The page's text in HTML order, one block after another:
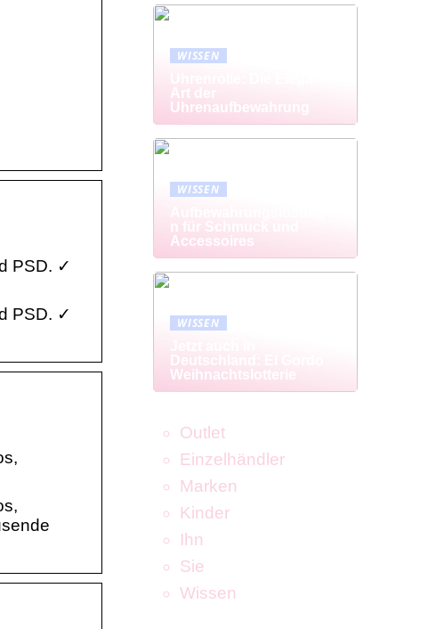
PSD. ✓
PSD. ✓
WISSEN
Art der
Uhrenaufbewahrung
WISSEN
n für Schmuck und
Accessoires
WISSEN
Deutschland: El Gordo
Weihnachtslotterie
Outlet
Einzelhändler
Marken
Kinder
Ihn
Sie
Wissen